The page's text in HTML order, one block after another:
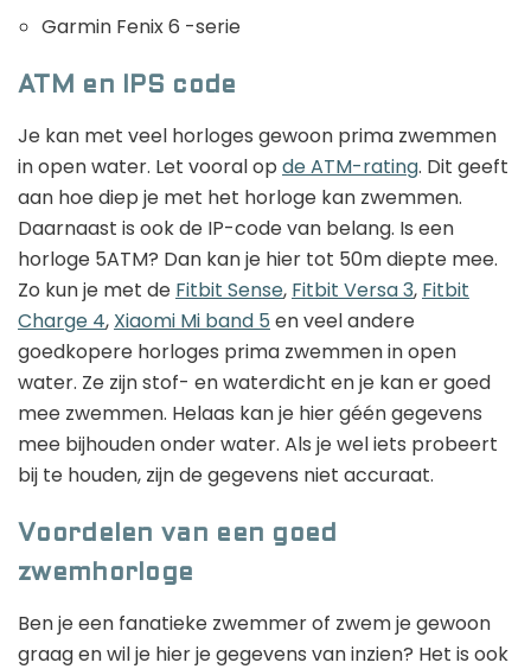
Garmin Fenix 6 -serie
ATM en IPS code
Je kan met veel horloges gewoon prima zwemmen
in open water. Let vooral op de ATM-rating. Dit geeft
aan hoe diep je met het horloge kan zwemmen.
Daarnaast is ook de IP-code van belang. Is een
horloge 5ATM? Dan kan je hier tot 50m diepte mee.
Zo kun je met de Fitbit Sense, Fitbit Versa 3, Fitbit
Charge 4, Xiaomi Mi band 5 en veel andere
goedkopere horloges prima zwemmen in open
water. Ze zijn stof- en waterdicht en je kan er goed
mee zwemmen. Helaas kan je hier géén gegevens
mee bijhouden onder water. Als je wel iets probeert
bij te houden, zijn de gegevens niet accuraat.
Voordelen van een goed
zwemhorloge
Ben je een fanatieke zwemmer of zwem je gewoon
graag en wil je hier je gegevens van inzien? Het is ook